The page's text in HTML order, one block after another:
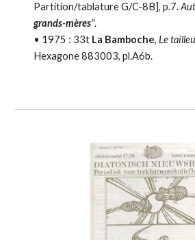
Partition/tablatureG/C-8B], p.7.A
grands-mères".
• 1975 : 33t La Bamboche,Le
Hexagone 883003, pl.A6b.